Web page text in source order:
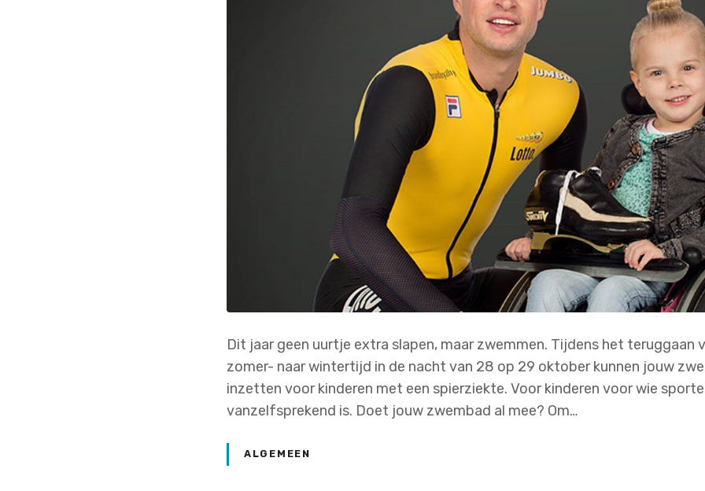
Dit jaar geen uurtje extra slapen, maar zwemmen. Tijdens het teruggaan
zomer- naar wintertijd in de nacht van 28 op 29 oktober kunnen jouw
inzetten voor kinderen met een spierziekte. Voor kinderen voor wie
vanzelfsprekend is. Doet jouw zwembad al mee? Om…
ALGEMEEN